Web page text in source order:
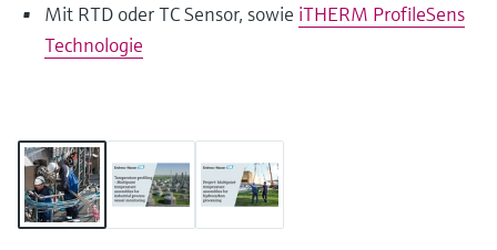
Mit RTD oder TC Sensor, sowie iTHERM ProfileSens
Technologie